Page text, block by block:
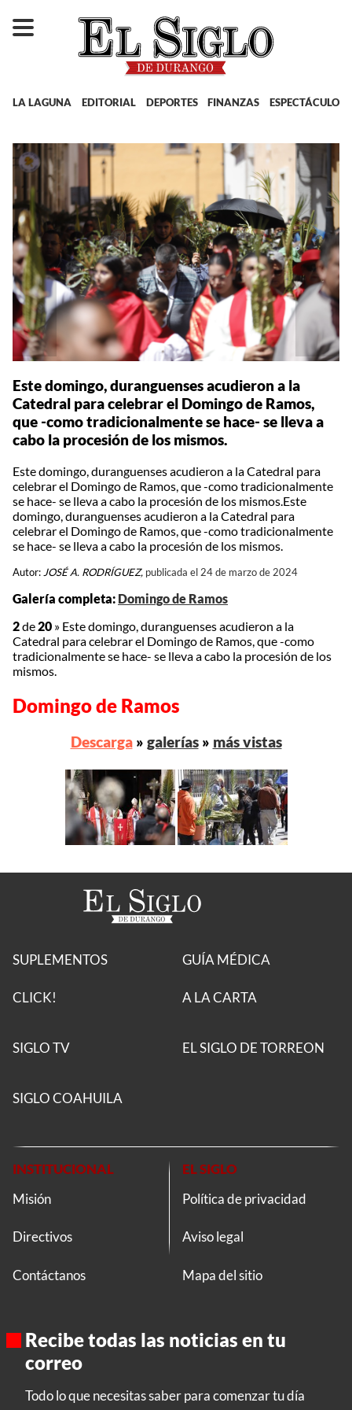
LA LAGUNA EDITORIAL DEPORTES FINANZAS ESPECTÁCULOS
Este domingo, duranguenses acudieron a la
Catedral para celebrar el Domingo de Ramos,
que -como tradicionalmente se hace- se lleva a
cabo la procesión de los mismos.
Este domingo, duranguenses acudieron a la Catedral para
celebrar el Domingo de Ramos, que -como tradicionalmente
se hace- se lleva a cabo la procesión de los mismos.Este
domingo, duranguenses acudieron a la Catedral para
celebrar el Domingo de Ramos, que -como tradicionalmente
se hace- se lleva a cabo la procesión de los mismos.
Autor:JOSÉ A. RODRÍGUEZ, publicada el 24 de marzo de 2024
Galería completa: Domingo de Ramos
2de20 » Este domingo, duranguenses acudieron a la
Catedral para celebrar el Domingo de Ramos, que -como
tradicionalmente se hace- se lleva a cabo la procesión de los
mismos.
Domingo de Ramos
Descarga» galerías» más vistas
SUPLEMENTOS
CLICK!
GUÍA MÉDICA
A LA CARTA
SIGLO TV EL SIGLO DE TORREON
SIGLO COAHUILA
INSTITUCIONAL
Misión
Directivos
Contáctanos
EL SIGLO
Política de privacidad
Aviso legal
Mapa del sitio
Recibe todas las noticias en tu
correo
Todo lo que necesitas saber para comenzar tu día